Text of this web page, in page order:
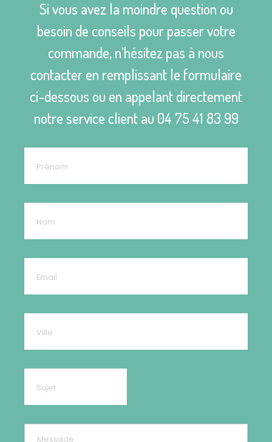
Si vous avez la moindre question ou
besoin de conseils pour passer votre
commande, n’hésitez pas à nous
contacter en remplissant le formulaire
ci-dessous ou en appelant directement
notre service client au 04 75 41 83 99